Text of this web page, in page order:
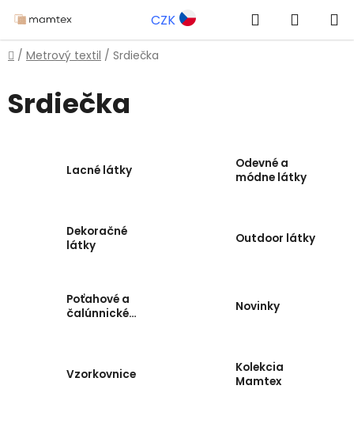
na
obsah
CZK Hľadať
KOŠÍK
Domov
/ Metrový textil / Srdiečka
Srdiečka
Lacné látky
Odevné a
módne látky
Dekoračné
látky
Outdoor látky
Poťahové a
čalúnnické
Novinky
Vzorkovnice
Kolekcia
Mamtex